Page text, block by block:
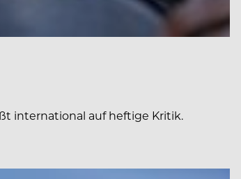
international auf heftige Kritik.